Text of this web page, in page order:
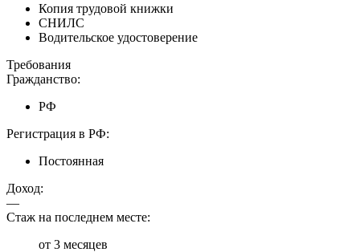
Копия трудовой книжки
СНИЛС
Водительское удостоверение
Требования
Гражданство:
РФ
Регистрация в РФ:
Постоянная
Доход:
—
Стаж на последнем месте:
от 3 месяцев